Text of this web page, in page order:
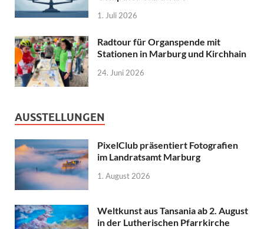
1. Juli 2026
Radtour für Organspende mit
Stationen in Marburg und Kirchhain
24. Juni 2026
AUSSTELLUNGEN
PixelClub präsentiert Fotografien
im Landratsamt Marburg
1. August 2026
Weltkunst aus Tansania ab 2. August
in der Lutherischen Pfarrkirche